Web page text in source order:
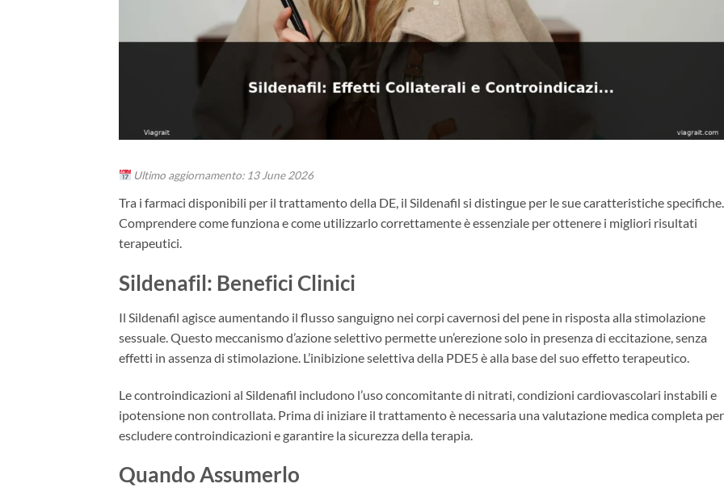
Ultimo aggiornamento: 13 June 2026
Tra i farmaci disponibili per il trattamento della DE, il Sildenafil si distingue per le sue caratteristiche specifiche.
Comprendere come funziona e come utilizzarlo correttamente è essenziale per ottenere i migliori risultati
terapeutici.
Sildenafil: Benefici Clinici
Il Sildenafil agisce aumentando il flusso sanguigno nei corpi cavernosi del pene in risposta alla stimolazione
sessuale. Questo meccanismo d’azione selettivo permette un’erezione solo in presenza di eccitazione, senza
effetti in assenza di stimolazione. L’inibizione selettiva della PDE5 è alla base del suo effetto terapeutico.
Le controindicazioni al Sildenafil includono l’uso concomitante di nitrati, condizioni cardiovascolari instabili e
ipotensione non controllata. Prima di iniziare il trattamento è necessaria una valutazione medica completa per
escludere controindicazioni e garantire la sicurezza della terapia.
Quando Assumerlo